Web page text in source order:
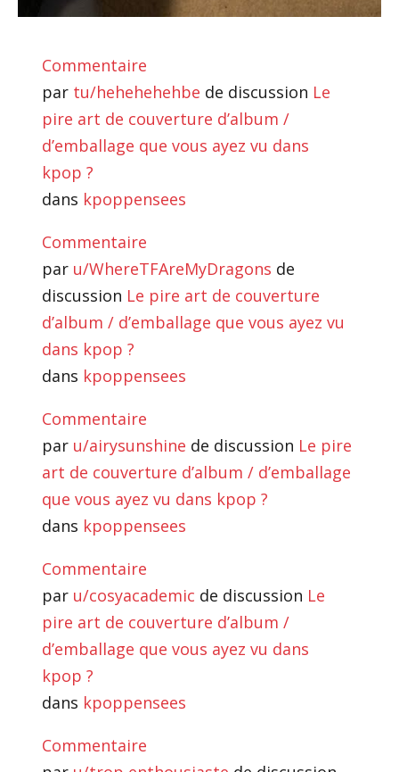
Commentaire
par tu/hehehehehbe de discussion Le
pire art de couverture d’album /
d’emballage que vous ayez vu dans
kpop ?
dans kpoppensees
Commentaire
par u/WhereTFAreMyDragons de
discussion Le pire art de couverture
d’album / d’emballage que vous ayez vu
dans kpop ?
dans kpoppensees
Commentaire
par u/airysunshine de discussion Le pire
art de couverture d’album / d’emballage
que vous ayez vu dans kpop ?
dans kpoppensees
Commentaire
par u/cosyacademic de discussion Le
pire art de couverture d’album /
d’emballage que vous ayez vu dans
kpop ?
dans kpoppensees
Commentaire